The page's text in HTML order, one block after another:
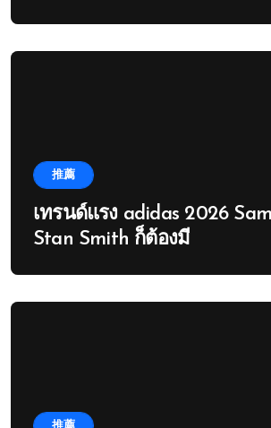
推薦
เทรนด์แรง adidas 2026
Stan Smith ก็ต้องมี